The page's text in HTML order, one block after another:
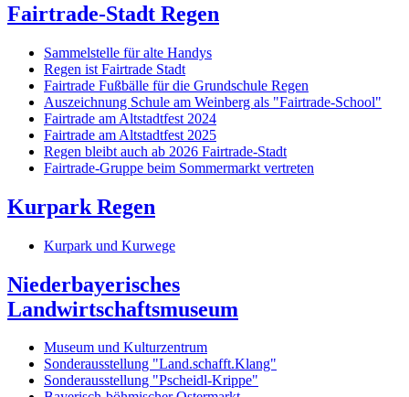
Fairtrade-Stadt Regen
Sammelstelle für alte Handys
Regen ist Fairtrade Stadt
Fairtrade Fußbälle für die Grundschule Regen
Auszeichnung Schule am Weinberg als "Fairtrade-School"
Fairtrade am Altstadtfest 2024
Fairtrade am Altstadtfest 2025
Regen bleibt auch ab 2026 Fairtrade-Stadt
Fairtrade-Gruppe beim Sommermarkt vertreten
Kurpark Regen
Kurpark und Kurwege
Niederbayerisches
Landwirtschaftsmuseum
Museum und Kulturzentrum
Sonderausstellung "Land.schafft.Klang"
Sonderausstellung "Pscheidl-Krippe"